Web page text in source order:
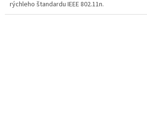
rýchleho štandardu IEEE 802.11n.